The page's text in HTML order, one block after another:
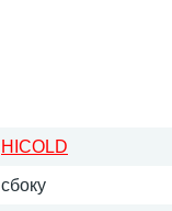
HICOLD
сбоку